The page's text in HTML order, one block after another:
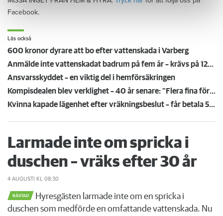
Facebook.
Läs också
600 kronor dyrare att bo efter vattenskada i Varberg
Anmälde inte vattenskadat badrum på fem år – krävs på 125 000 kronor
Ansvarsskyddet – en viktig del i hemförsäkringen
Kompisdealen blev verklighet – 40 år senare: "Flera fina fördelar med att dela bostad"
Kvinna kapade lägenhet efter vräkningsbeslut – får betala 50 000
Larmade inte om spricka i
duschen – vräks efter 30 år
4 AUGUSTI KL 08:30
BÅSTAD
Hyresgästen larmade inte om en spricka i
duschen som medförde en omfattande vattenskada. Nu